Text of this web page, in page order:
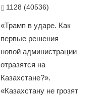
1128 (40536)
«Трамп в ударе. Как
первые решения
новой администрации
отразятся на
Казахстане?».
«Казахстану не грозят